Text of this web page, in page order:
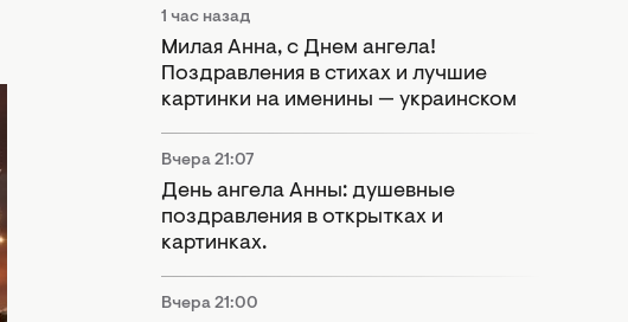
1 час назад
Милая Анна, с Днем ангела!
Поздравления в стихах и лучшие
картинки на именины — украинском
Вчера 21:07
День ангела Анны: душевные
поздравления в открытках и
картинках.
Вчера 21:00